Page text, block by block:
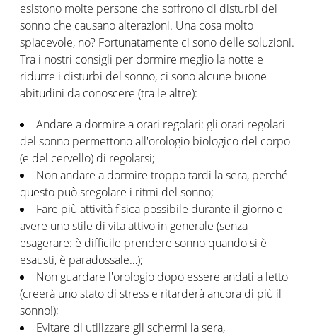
esistono molte persone che soffrono di disturbi del
sonno che causano alterazioni. Una cosa molto
spiacevole, no? Fortunatamente ci sono delle soluzioni.
Tra i nostri consigli per dormire meglio la notte e
ridurre i disturbi del sonno, ci sono alcune buone
abitudini da conoscere (tra le altre):
Andare a dormire a orari regolari: gli orari regolari
del sonno permettono all'orologio biologico del corpo
(e del cervello) di regolarsi;
Non andare a dormire troppo tardi la sera, perché
questo può sregolare i ritmi del sonno;
Fare più attività fisica possibile durante il giorno e
avere uno stile di vita attivo in generale (senza
esagerare: è difficile prendere sonno quando si è
esausti, è paradossale…);
Non guardare l'orologio dopo essere andati a letto
(creerà uno stato di stress e ritarderà ancora di più il
sonno!);
Evitare di utilizzare gli schermi la sera,